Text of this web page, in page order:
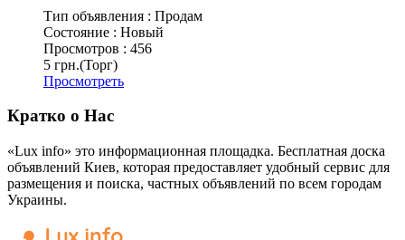
Тип объявления : Продам
Состояние : Новый
Просмотров : 456
5 грн.(Торг)
Просмотреть
Кратко о Нас
«Lux info» это информационная площадка. Бесплатная доска
объявлений Киев, которая предоставляет удобный сервис для
размещения и поиска, частных объявлений по всем городам
Украины.